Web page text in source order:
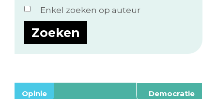
of
auteur...
Enkel zoeken op auteur
Opinie Democratie